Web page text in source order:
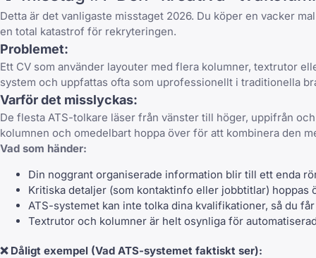
Detta är det vanligaste misstaget 2026. Du köper en vacker
en total katastrof för rekryteringen.
Problemet:
Ett CV som använder layouter med flera kolumner, textrutor
system och uppfattas ofta som uprofessionellt i traditionella
Varför det misslyckas:
De flesta ATS-tolkare läser från vänster till höger, uppifrån
kolumnen och omedelbart hoppa över för att kombinera den
Vad som händer:
Din noggrant organiserade information blir till ett enda
Kritiska detaljer (som kontaktinfo eller jobbtitlar) hoppas
ATS-systemet kan inte tolka dina kvalifikationer, så du
Textrutor och kolumner är helt osynliga för
❌ Dåligt exempel (Vad ATS-systemet faktiskt ser):